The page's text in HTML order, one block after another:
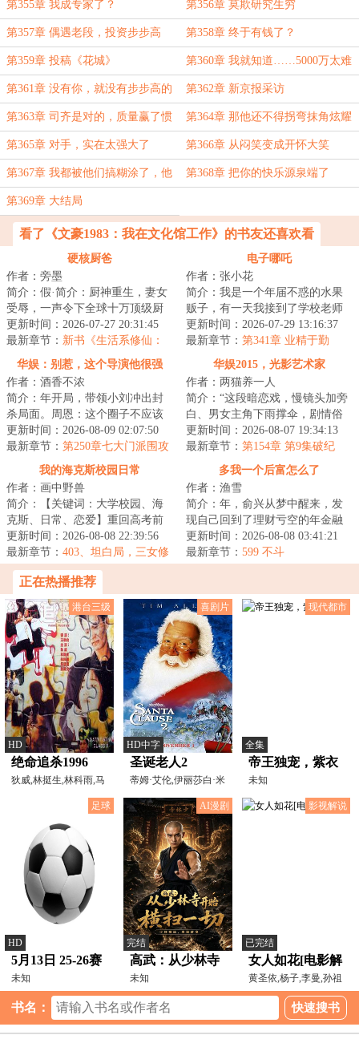
金
第355章 我成专家了？ 第356章 莫欺研究生穷
第357章 偶遇老段，投资步步高 第358章 终于有钱了？
第359章 投稿《花城》 第360章 我就知道……5000万太难
了
第361章 没有你，就没有步步高的
今天
第362章 新京报采访
第363章 司齐是对的，质量赢了惯
性
第364章 那他还不得拐弯抹角炫耀
一番啊
第365章 对手，实在太强大了 第366章 从闷笑变成开怀大笑
第367章 我都被他们搞糊涂了，他
们到底站那边？
第368章 把你的快乐源泉端了
第369章 大结局
看了《文豪1983：我在文化馆工作》的书友还喜欢看
硬核厨爸
作者：旁墨
简介：假·简介：厨神重生，妻女
受辱，一声令下全球十万顶级厨
师集结……真·简介：这是一个顶
尖厨艺大师...
更新时间：2026-07-27 20:31:45
最新章节： 新书《生活系修仙：
乡野厨修到东厨司命》求支持！
电子哪吒
作者：张小花
简介：我是一个年届不惑的水果
贩子，有一天我接到了学校老师
的电话，说我那成绩一直平平无
奇的儿子刘振华...
更新时间：2026-07-29 13:16:37
最新章节： 第341章 业精于勤
华娱：别惹，这个导演他很强
作者：酒香不浓
简介：年开局，带领小刘冲出封
杀局面。周恩：这个圈子不应该
这么烂，我想为影视圈立几条规
矩。第一：爱国...
更新时间：2026-08-09 02:07:50
最新章节： 第250章七大门派围攻
光明顶，慈善晚会【今晚上先
发，我继续网上战斗去】
华娱2015，光影艺术家
作者：两猫养一人
简介：“这段暗恋戏，慢镜头加旁
白、男女主角下雨撑伞，剧情俗
套，节奏也稀烂。虽然是流量偶
像片剧，手艺...
更新时间：2026-08-07 19:34:13
最新章节： 第154章 第9集破纪
录！白月光是你，青梅竹马是
你，防弹少年也是你！
我的海克斯校园日常
作者：画中野兽
简介：【关键词：大学校园、海
克斯、日常、恋爱】重回高考前
一个月，林远看着眼前每周刷新
的海克斯选项，...
更新时间：2026-08-08 22:39:56
最新章节： 403、坦白局，三女修
罗场（三）
多我一个后富怎么了
作者：渔雪
简介：年，俞兴从梦中醒来，发
现自己回到了理财亏空的年金融
危机前夕。梦中的自己，初学
医，未能从业，后...
更新时间：2026-08-08 03:41:21
最新章节： 599 不斗
正在热播推荐
港台三级
HD
绝命追杀1996
狄威,林挺生,林科雨,马
喜剧片
HD中字
圣诞老人2
蒂姆·艾伦,伊丽莎白·米
切尔,大卫·克朗姆
现代都市
全集
帝王独宠，紫衣
为聘
未知
足球
HD
5月13日 25-26赛
季西甲第36轮 皇
家贝蒂斯VS埃尔
切
未知
AI漫剧
完结
高武：从少林寺
开始横扫一切
未知
影视解说
已完结
女人如花[电影解
说]
黄圣依,杨子,李曼,孙祖
杨,徐松子,孙天宇,王
书名：